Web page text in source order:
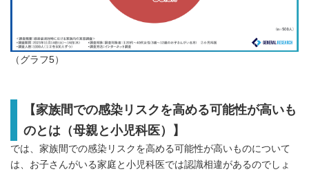
（グラフ5）
【家族間での感染リスクを高める可能性が高いも
のとは（母親と小児科医）】
では、家族間での感染リスクを高める可能性が高いものについて
は、お子さんがいる家庭と小児科医では認識相違があるのでしょ